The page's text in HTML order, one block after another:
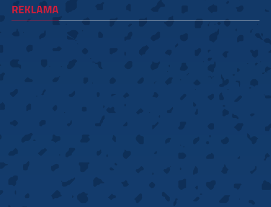
REKLAMA